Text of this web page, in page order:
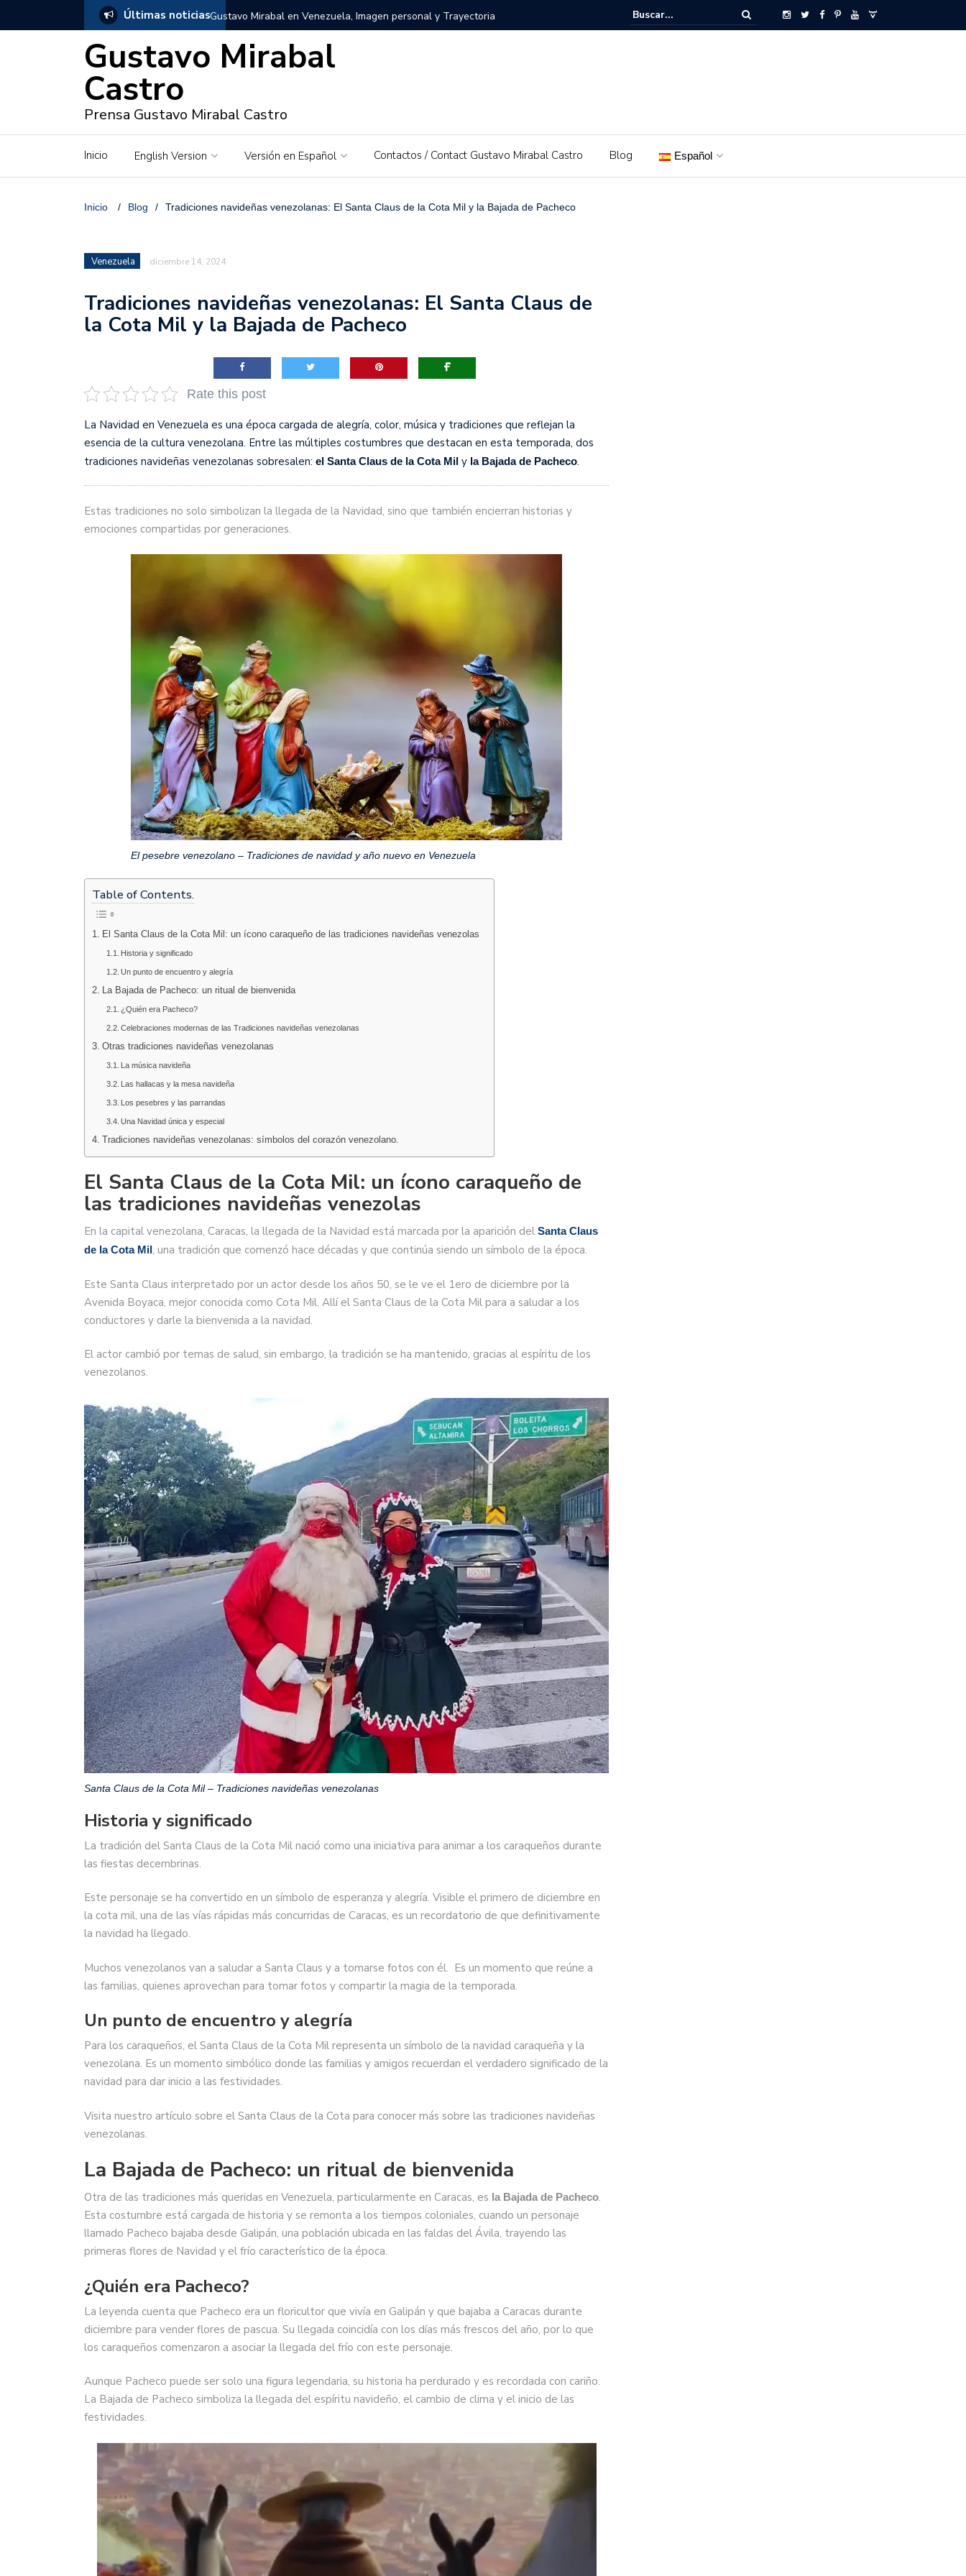
Últimas noticiasGustavo Mirabal en Venezuela, Imagen personal y Trayectoria
Gustavo Mirabal y Venezuela: Un amor por su tierra natal
Redes sociales y web para la educación financiera de Gustavo Mirabal
Gustavo Mirabal Bustillos, el padre de Gustavo Mirabal Caballos Albinos
Gustavo Mirabal y las entrañas de la ley: Una exploración sobre el acceso a la
justicia en Venezuela, Tribunales y el Tribunal Supremo de Justicia
Gustavo Mirabal
Castro
Prensa Gustavo Mirabal Castro
Inicio English Version Versión en Español Contactos / Contact Gustavo Mirabal Castro Blog Español
Inicio / Blog / Tradiciones navideñas venezolanas: El Santa Claus de la Cota Mil y la Bajada de Pacheco
Venezuela diciembre 14, 2024
Tradiciones navideñas venezolanas: El Santa Claus de
la Cota Mil y la Bajada de Pacheco
Rate this post
La Navidad en Venezuela es una época cargada de alegría, color, música y tradiciones que reflejan la
esencia de la cultura venezolana. Entre las múltiples costumbres que destacan en esta temporada, dos
tradiciones navideñas venezolanas sobresalen: el Santa Claus de la Cota Mil y la Bajada de Pacheco.
Estas tradiciones no solo simbolizan la llegada de la Navidad, sino que también encierran historias y
emociones compartidas por generaciones.
El pesebre venezolano – Tradiciones de navidad y año nuevo en Venezuela
Table of Contents.
El Santa Claus de la Cota Mil: un ícono caraqueño de las tradiciones navideñas venezolas
Historia y significado
Un punto de encuentro y alegría
La Bajada de Pacheco: un ritual de bienvenida
¿Quién era Pacheco?
Celebraciones modernas de las Tradiciones navideñas venezolanas
Otras tradiciones navideñas venezolanas
La música navideña
Las hallacas y la mesa navideña
Los pesebres y las parrandas
Una Navidad única y especial
Tradiciones navideñas venezolanas: símbolos del corazón venezolano.
El Santa Claus de la Cota Mil: un ícono caraqueño de
las tradiciones navideñas venezolas
En la capital venezolana, Caracas, la llegada de la Navidad está marcada por la aparición del Santa Claus
de la Cota Mil, una tradición que comenzó hace décadas y que continúa siendo un símbolo de la época.
Este Santa Claus interpretado por un actor desde los años 50, se le ve el 1ero de diciembre por la
Avenida Boyaca, mejor conocida como Cota Mil. Allí el Santa Claus de la Cota Mil para a saludar a los
conductores y darle la bienvenida a la navidad.
El actor cambió por temas de salud, sin embargo, la tradición se ha mantenido, gracias al espíritu de los
venezolanos.
Santa Claus de la Cota Mil – Tradiciones navideñas venezolanas
Historia y significado
La tradición del Santa Claus de la Cota Mil nació como una iniciativa para animar a los caraqueños durante
las fiestas decembrinas.
Este personaje se ha convertido en un símbolo de esperanza y alegría. Visible el primero de diciembre en
la cota mil, una de las vías rápidas más concurridas de Caracas, es un recordatorio de que definitivamente
la navidad ha llegado.
Muchos venezolanos van a saludar a Santa Claus y a tomarse fotos con él. Es un momento que reúne a
las familias, quienes aprovechan para tomar fotos y compartir la magia de la temporada.
Un punto de encuentro y alegría
Para los caraqueños, el Santa Claus de la Cota Mil representa un símbolo de la navidad caraqueña y la
venezolana. Es un momento simbólico donde las familias y amigos recuerdan el verdadero significado de la
navidad para dar inicio a las festividades.
Visita nuestro artículo sobre el Santa Claus de la Cota para conocer más sobre las tradiciones navideñas
venezolanas.
La Bajada de Pacheco: un ritual de bienvenida
Otra de las tradiciones más queridas en Venezuela, particularmente en Caracas, es la Bajada de Pacheco.
Esta costumbre está cargada de historia y se remonta a los tiempos coloniales, cuando un personaje
llamado Pacheco bajaba desde Galipán, una población ubicada en las faldas del Ávila, trayendo las
primeras flores de Navidad y el frío característico de la época.
¿Quién era Pacheco?
La leyenda cuenta que Pacheco era un floricultor que vivía en Galipán y que bajaba a Caracas durante
diciembre para vender flores de pascua. Su llegada coincidía con los días más frescos del año, por lo que
los caraqueños comenzaron a asociar la llegada del frío con este personaje.
Aunque Pacheco puede ser solo una figura legendaria, su historia ha perdurado y es recordada con cariño.
La Bajada de Pacheco simboliza la llegada del espíritu navideño, el cambio de clima y el inicio de las
festividades.